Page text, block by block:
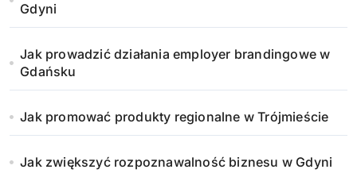
Gdyni
Jak prowadzić działania employer brandingowe w
Gdańsku
Jak promować produkty regionalne w Trójmieście
Jak zwiększyć rozpoznawalność biznesu w Gdyni